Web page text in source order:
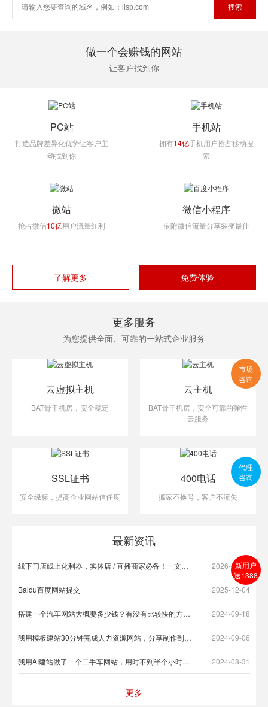
做一个会赚钱的网站
让客户找到你
PC站
打造品牌差异化优势让客户主
动找到你
手机站
拥有14亿手机用户抢占移动搜
索
微站
抢占微信10亿用户流量红利
微信小程序
依附微信流量分享裂变最佳
了解更多 免费体验
更多服务
为您提供全面、可靠的一站式企业服务
云虚拟主机
BAT骨干机房，安全稳定
云主机
BAT骨干机房，安全可靠的弹性
云服务
SSL证书
安全绿标，提高企业网站信任度
400电话
搬家不换号，客户不流失
最新资讯
线下门店线上化利器，实体店 / 直播商家必备！一文读懂。商店域名全域营销价值 2026-07-22
Baidu百度网站提交 2025-12-04
搭建一个汽车网站大概要多少钱？有没有比较快的方法？ 2024-09-18
我用模板建站30分钟完成人力资源网站，分享制作到上线的全流程 2024-09-06
我用AI建站做了一个二手车网站，用时不到半个小时，方便！ 2024-08-31
更多
市场
咨询
代理
咨询
新用户
送1388